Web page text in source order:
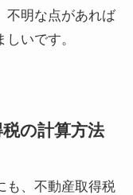
不明な点があれば
いです。
の計算方法
も、不動産取得税